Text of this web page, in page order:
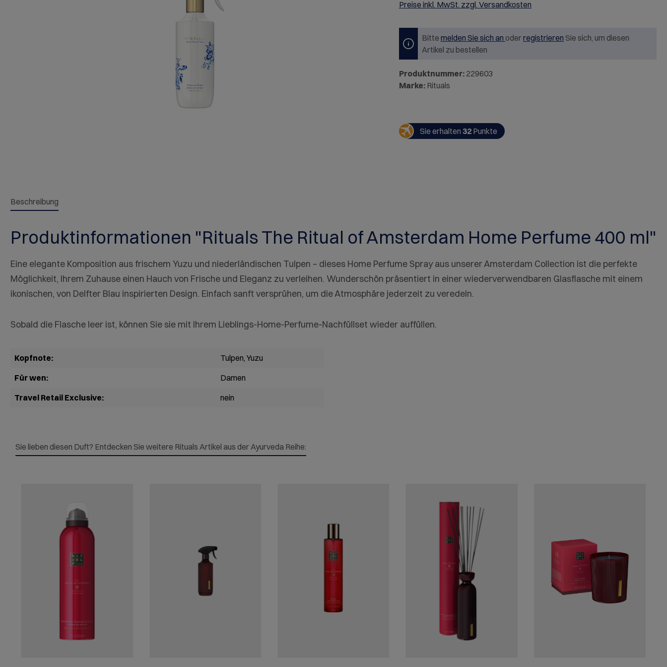
Preise inkl. MwSt. zzgl. Versandkosten
Bitte melden Sie sich an oderregistrieren Sie sich, um diesen
Artikel zu bestellen
Produktnummer: 229603
Marke: Rituals
Sie erhalten 32 Punkte
Beschreibung
Produktinformationen "Rituals The Ritual of Amsterdam Home Perfume 400 ml"
Eine elegante Komposition aus frischem Yuzu und niederländischen Tulpen – dieses Home Perfume Spray aus unserer Amsterdam Collection ist die perfekte
Möglichkeit, Ihrem Zuhause einen Hauch von Frische und Eleganz zu verleihen. Wunderschön präsentiert in einer wiederverwendbaren Glasflasche mit einem
ikonischen, von Delfter Blau inspirierten Design. Einfach sanft versprühen, um die Atmosphäre jederzeit zu veredeln.
Sobald die Flasche leer ist, können Sie sie mit Ihrem Lieblings-Home-Perfume-Nachfüllset wieder auffüllen.
Kopfnote: Tulpen, Yuzu
Für wen:
Damen
Travel Retail Exclusive:
nein
Sie lieben diesen Duft? Entdecken Sie weitere Rituals Artikel aus der Ayurveda Reihe: